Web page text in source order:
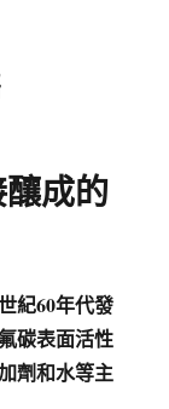
成的
紀60年代發
碳表面活性
劑和水等主